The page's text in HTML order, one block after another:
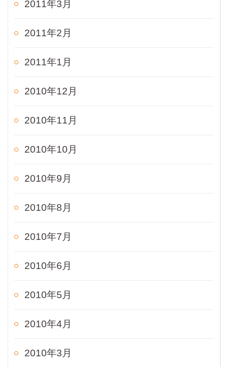
2011年3月
2011年2月
2011年1月
2010年12月
2010年11月
2010年10月
2010年9月
2010年8月
2010年7月
2010年6月
2010年5月
2010年4月
2010年3月